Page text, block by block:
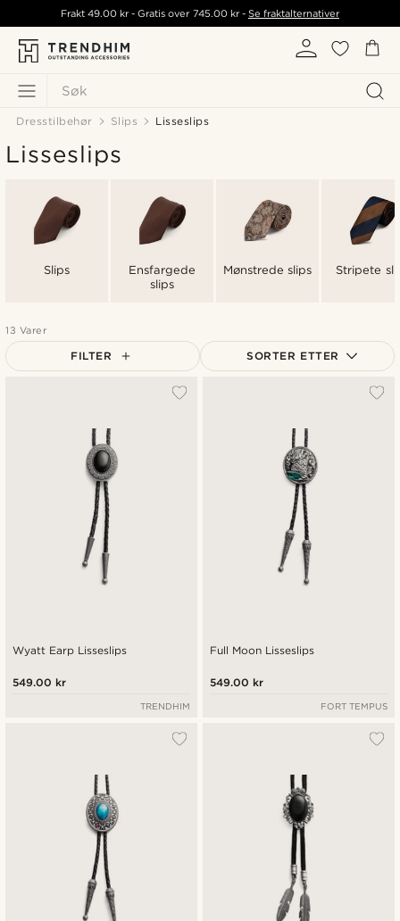
Søk
Frakt49.00 kr - Gratis over 745.00 kr- Se fraktalternativer
Dresstilbehør Slips Lisseslips
Lisseslips
Slips
Ensfargede
slips
Mønstrede slips Stripete
13 Varer
FILTER SORTER ETTER
Høyeste pris
Wyatt Earp Lisseslips
549.00 kr
TRENDHIM
Full Moon Lisseslips
549.00 kr
FORT TEMPUS